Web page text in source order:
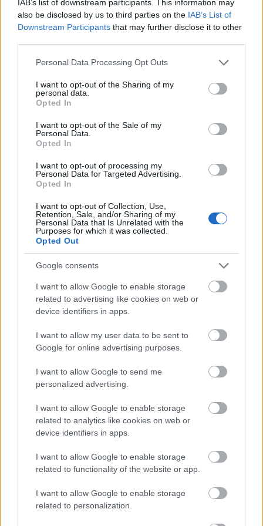
IAB’s list of downstream participants. This information may
also be disclosed by us to third parties on the IAB’s List of
Downstream Participants that may further disclose it to other
Please note that this website/app uses one or more Google
not limited to your visit or usage behaviour. You may click to
grant or deny consent to Google and its third-party tags to
use your data for below specified purposes in below Google
consent section.
Personal Data Processing Opt Outs
I want to opt-out of the Sharing of my
personal data.
Opted In
I want to opt-out of the Sale of my
Personal Data.
Opted In
I want to opt-out of processing my
Personal Data for Targeted Advertising.
Opted In
I want to opt-out of Collection, Use,
Retention, Sale, and/or Sharing of my
Personal Data that Is Unrelated with the
Purposes for which it was collected.
Opted Out
Google consents
I want to allow Google to enable storage
related to advertising like cookies on web or
device identifiers in apps.
I want to allow my user data to be sent to
Google for online advertising purposes.
I want to allow Google to send me
personalized advertising.
I want to allow Google to enable storage
related to analytics like cookies on web or
device identifiers in apps.
I want to allow Google to enable storage
related to functionality of the website or app.
I want to allow Google to enable storage
related to personalization.
saláta nyár vega fitt
egyszerű recept
dinnyeszezon
dinnyesaláta
görögdinnye fetasajttal
Kapcsolódó receptek
Itt az ősz, mit érdemes majd kóstolni a
Borfesztiválon?
Nyáridéző olasz tészta cukkinivel és
paradicsommal - Ha már most hiányzik